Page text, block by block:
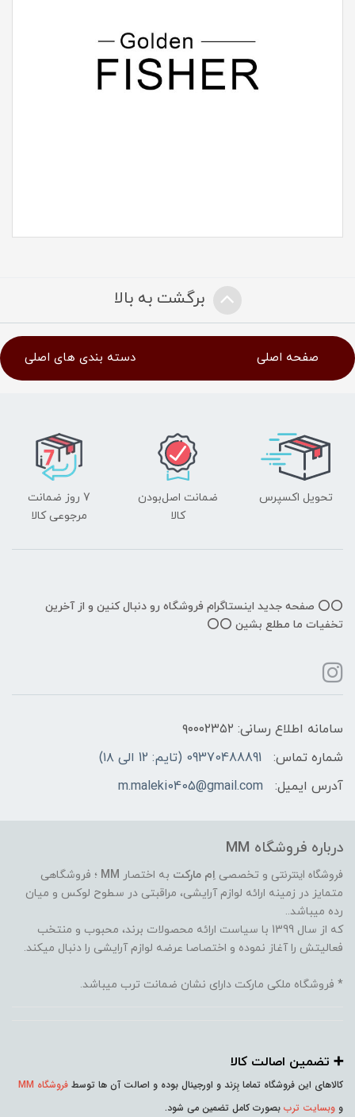
برگشت به بالا
صفحه اصلی دسته بندی های اصلی
تحویل اکسپرس
ضمانت اصل‌بودن
کالا
7 روز ضمانت
مرجوعی کالا
⭕️⭕️ صفحه جدید اینستاگرام فروشگاه رو دنبال کنین و از آخرین
تخفیات ما مطلع بشین ⭕️⭕️
سامانه اطلاع رسانی: ۹۰۰۰۲۳۵۲
شماره تماس:
09370488891 (تایم: 12 الی ۱۸)
آدرس ایمیل:
m.maleki0405@gmail.com
درباره فروشگاه MM
فروشگاه اینترنتی و تخصصی اِم مارکت به اختصار MM ؛ فروشگاهی
متمایز در زمینه ارائه لوازم آرایشی، مراقبتی در سطوح لوکس و میان
رده میباشد..
که از سال 1399 با سیاست ارائه محصولات برند، محبوب و منتخب
فعالیتش را آغاز نموده و اختصاصا عرضه لوازم آرایشی را دنبال میکند.
* فروشگاه ملکی مارکت دارای نشان ضمانت ترب میباشد.
➕️ تضمین اصالت کالا
کالاهای این فروشگاه تماما بِرَند و اورجینال بوده و اصالت آن ها توسط فروشگاه MM
و وبسایت ترب بصورت کامل تضمین می شود.